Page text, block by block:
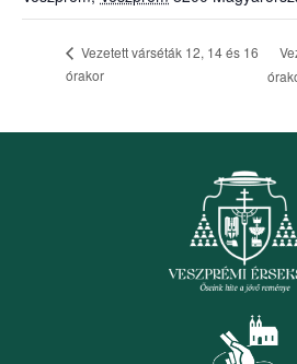
Vezetett várséták 12, 14 és 16
órakor